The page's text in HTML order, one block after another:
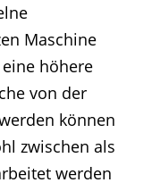
Maschine
höhere
von der
können
zwischen als
werden